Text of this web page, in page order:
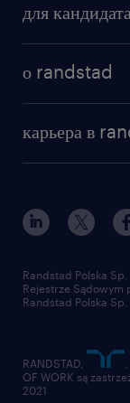
для кандидата
о randstad
карьера в
Randstad Polska
Rejestrze Sądowym
Randstad Polska
RANDSTAD,
OF WORK są
2021